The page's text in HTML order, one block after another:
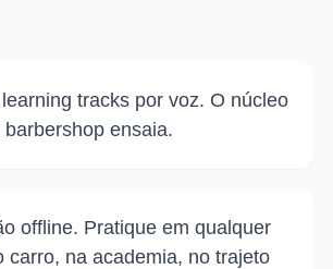
tracks por voz. O núcleo
ensaia.
offline. Pratique em qualquer
na academia, no trajeto